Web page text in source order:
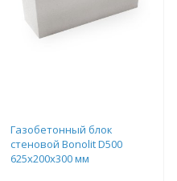
Газобетонный блок
стеновой Bonolit D500
625х200х300 мм